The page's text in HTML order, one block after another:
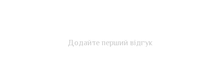
Додайте перший відгук